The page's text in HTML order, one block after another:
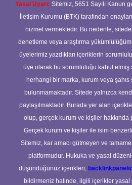
Yasal Uyarı: Sitemiz, 5651 Sayılı Kanun
İletişim Kurumu (BTK) tarafından
hizmet vermektedir. Bu nedenle,
denetleme veya araştırma
üyelerimiz yazdıkları içeriklerin
üye olarak bu sorumluluğu kabul etmiş
herhangi bir marka, kurum veya şahıs
bulunmamaktadır. Sitede yalnızca
paylaşılmaktadır. Burada yer alan
olup, gerçek kurum ve kişiler hakkında
Gerçek kurum ve kişiler ile isim
Sitemiz, kar amacı gütmeyen ve
platformudur. Hukuka ve yasal
düşündüğünüz içerikleri,
bildirmeniz halinde, ilgili içerikler